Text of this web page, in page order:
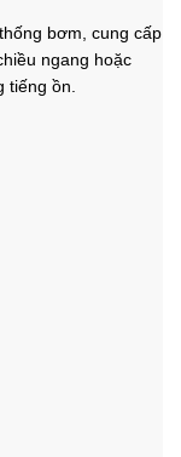
bơm, cung cấp
ngang hoặc
ồn.